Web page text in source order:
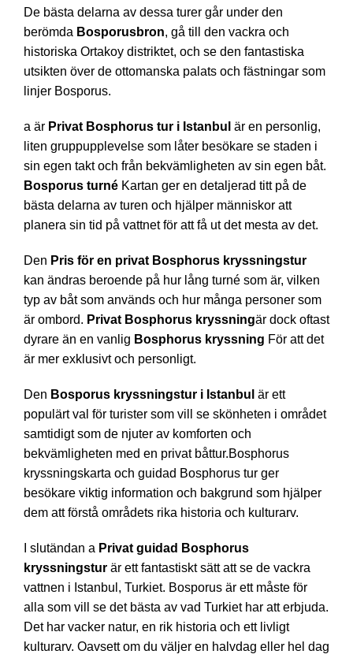
De bästa delarna av dessa turer går under den
berömda Bosporusbron, gå till den vackra och
historiska Ortakoy distriktet, och se den fantastiska
utsikten över de ottomanska palats och fästningar som
linjer Bosporus.
a är Privat Bosphorus tur i Istanbul är en personlig,
liten gruppupplevelse som låter besökare se staden i
sin egen takt och från bekvämligheten av sin egen båt.
Bosporus turné Kartan ger en detaljerad titt på de
bästa delarna av turen och hjälper människor att
planera sin tid på vattnet för att få ut det mesta av det.
Den Pris för en privat Bosphorus kryssningstur
kan ändras beroende på hur lång turné som är, vilken
typ av båt som används och hur många personer som
är ombord. Privat Bosphorus kryssningär dock oftast
dyrare än en vanlig Bosphorus kryssning För att det
är mer exklusivt och personligt.
Den Bosporus kryssningstur i Istanbul är ett
populärt val för turister som vill se skönheten i området
samtidigt som de njuter av komforten och
bekvämligheten med en privat båttur.Bosphorus
kryssningskarta och guidad Bosphorus tur ger
besökare viktig information och bakgrund som hjälper
dem att förstå områdets rika historia och kulturarv.
I slutändan a Privat guidad Bosphorus
kryssningstur är ett fantastiskt sätt att se de vackra
vattnen i Istanbul, Turkiet. Bosporus är ett måste för
alla som vill se det bästa av vad Turkiet har att erbjuda.
Det har vacker natur, en rik historia och ett livligt
kulturarv. Oavsett om du väljer en halvdag eller hel dag